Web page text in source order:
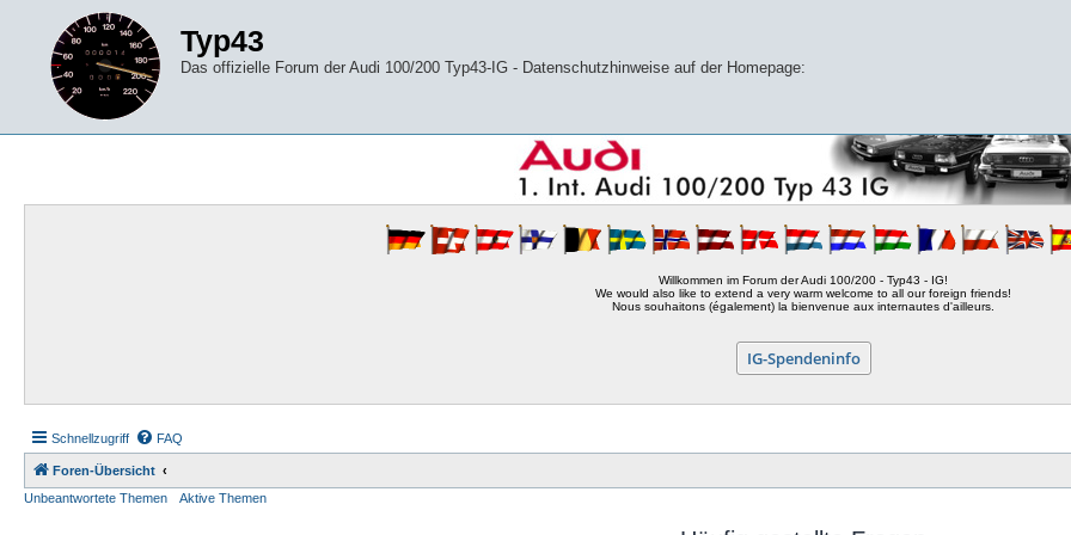
Typ43
Das offizielle Forum der Audi 100/200 Typ43-IG - Datenschutzhinweise auf der Homepage:
Willkommen im Forum der Audi 100/200 - Typ43 - IG!
We would also like to extend a very warm welcome to all our foreign friends!
Nous souhaitons (également) la bienvenue aux internautes d'ailleurs.
IG-Spendeninfo
Schnellzugriff FAQ
Foren-Übersicht
Unbeantwortete Themen
Aktive Themen